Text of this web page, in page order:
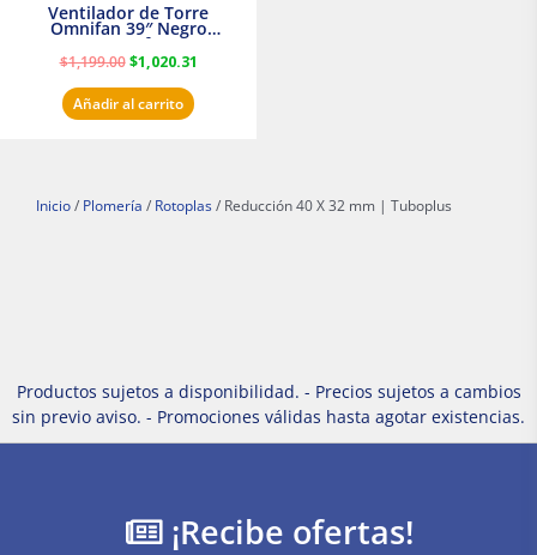
Ventilador de Torre
Omnifan 39″ Negro
Masterfan
$1,199.00 $1,020.31
Añadir al carrito
Inicio / Plomería / Rotoplas / Reducción 40 X 32 mm | Tuboplus
Productos sujetos a disponibilidad. - Precios sujetos a cambios
sin previo aviso. - Promociones válidas hasta agotar existencias.
¡Recibe ofertas!